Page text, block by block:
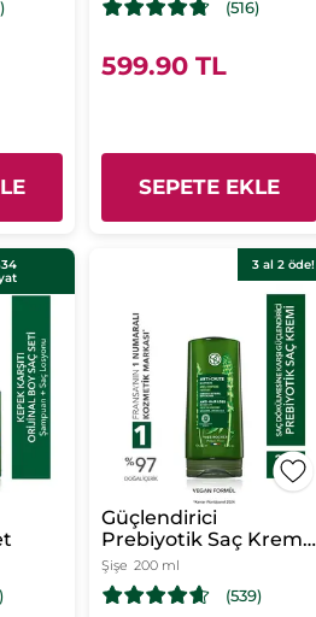
Durulanmaz
(516)
599.90 TL
SEPETE EKLE
3 al 2 öde!
Güçlendirici
Prebiyotik Saç Kremi
- Saç Dökülmesine
Karşı / Anti-Chute -
Vegan
Şişe 200 ml
(539)